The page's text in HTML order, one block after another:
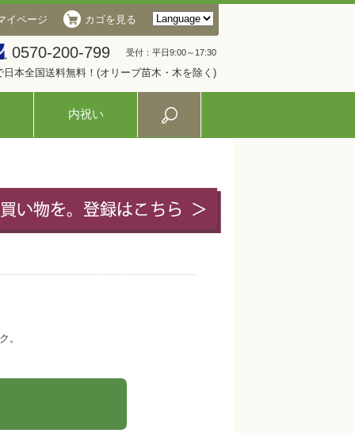
イページ カゴを見る
0570-200-799 受付：平日9:00～17:30
本全国送料無料！(オリーブ苗木・木を除く)
内祝い
。